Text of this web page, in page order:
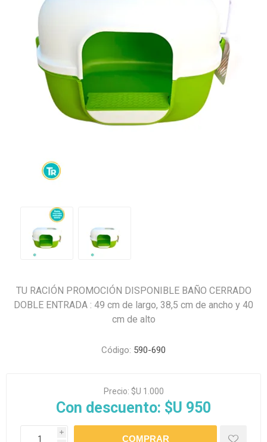
TU RACIÓN PROMOCIÓN DISPONIBLE BAÑO CERRADO
DOBLE ENTRADA : 49 cm de largo, 38,5 cm de ancho y 40
cm de alto
Código: 590-690
Precio: $U 1.000
Con descuento: $U 950
i